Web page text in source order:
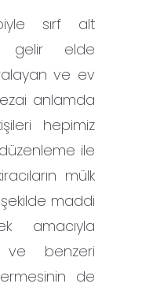
sırf alt
gelir elde
ve ev
anlamda
hepimiz
ile
mülk
maddi
amacıyla
ve benzeri
de